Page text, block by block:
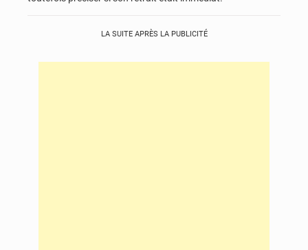
LA SUITE APRÈS LA PUBLICITÉ